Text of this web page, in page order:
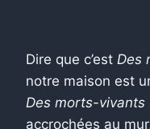
Dire que c’est Des
notre maison est
Des morts-vivants
accrochées au